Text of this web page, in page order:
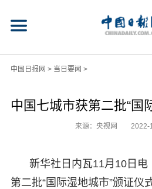
中国日报网 > 当日要闻 >
中国七城市获第二批“国
来源：央视网 2022-
新华社日内瓦11月10日电
第二批“国际湿地城市”颁证仪